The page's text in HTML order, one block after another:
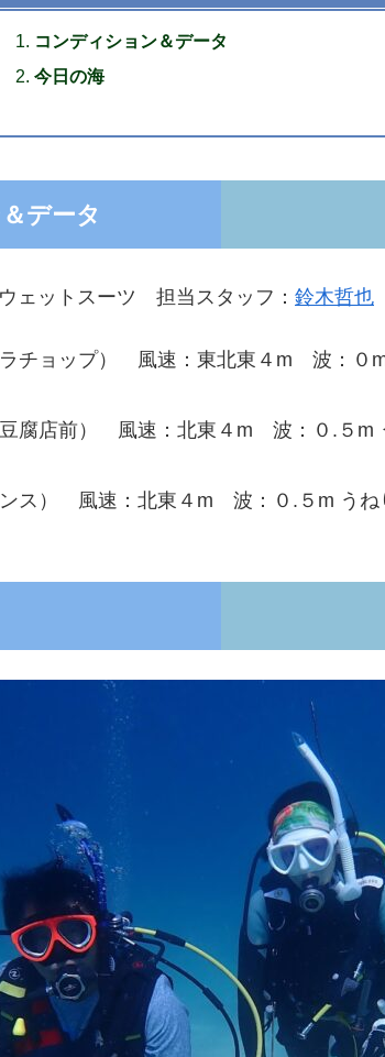
コンディション＆データ
今日の海
データ
ットスーツ 担当スタッフ： 鈴木哲也
ラチョップ） 風速：東北東４m 波：
豆腐店前） 風速：北東４m 波：０.５
ンス） 風速：北東４m 波：０.５m う